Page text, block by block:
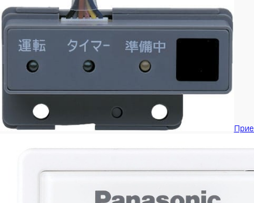
кассетного 2-поточного внутр. блока Panasonic CZ-02KPL2